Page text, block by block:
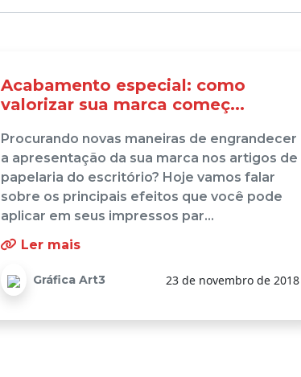
Acabamento especial: como
valorizar sua marca começ...
Procurando novas maneiras de engrandecer
a apresentação da sua marca nos artigos de
papelaria do escritório? Hoje vamos falar
sobre os principais efeitos que você pode
aplicar em seus impressos par...
Ler mais
Gráfica Art3 23 de novembro de 2018